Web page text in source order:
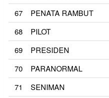
67
PENATA RAMBUT
68
PILOT
69
PRESIDEN
70
PARANORMAL
71
SENIMAN